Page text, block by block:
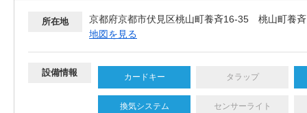
所在地
京都府京都市伏見区桃山町養斉16-35 桃山町養
地図を見る
設備情報 カードキー タラップ
換気システム センサーライト